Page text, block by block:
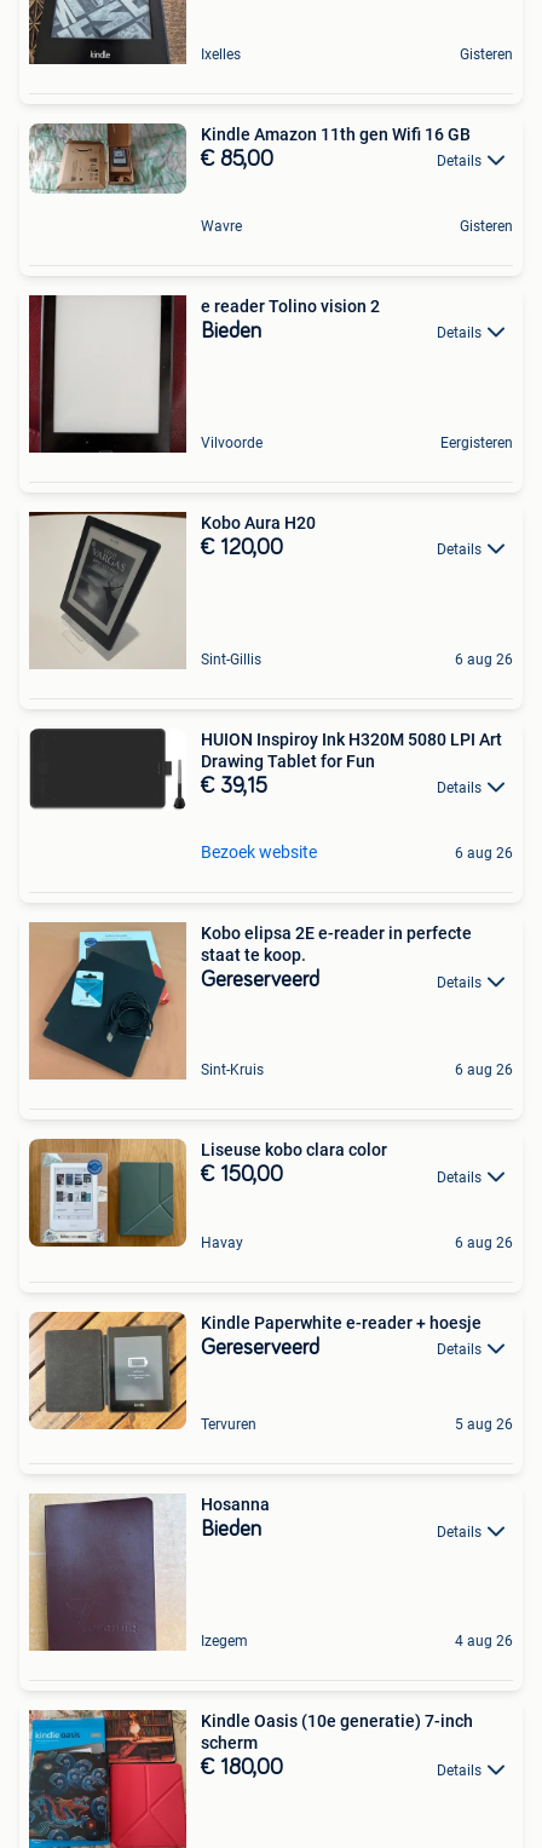
Ixelles Gisteren
Kindle Amazon 11th gen Wifi 16 GB
€ 85,00 Details
Wavre Gisteren
e reader Tolino vision 2
Bieden Details
Vilvoorde Eergisteren
Kobo Aura H20
€ 120,00 Details
Sint-Gillis 6 aug 26
HUION Inspiroy Ink H320M 5080 LPI Art
Drawing Tablet for Fun
€ 39,15 Details
Bezoek website 6 aug 26
Kobo elipsa 2E e-reader in perfecte
staat te koop.
Gereserveerd Details
Sint-Kruis 6 aug 26
Liseuse kobo clara color
€ 150,00 Details
Havay 6 aug 26
Kindle Paperwhite e-reader + hoesje
Gereserveerd Details
Tervuren 5 aug 26
Hosanna
Bieden Details
Izegem 4 aug 26
Kindle Oasis (10e generatie) 7-inch
scherm
€ 180,00 Details